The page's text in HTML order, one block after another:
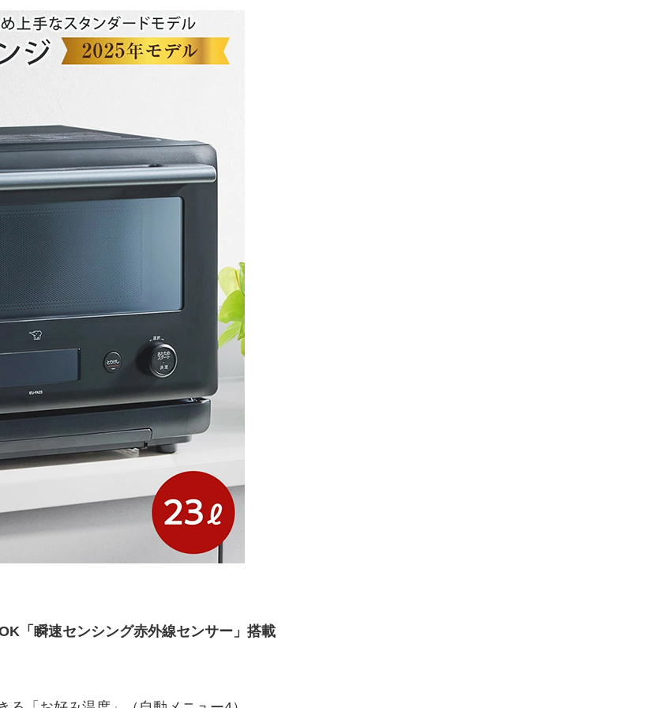
「瞬速センシング赤外線センサー」搭載